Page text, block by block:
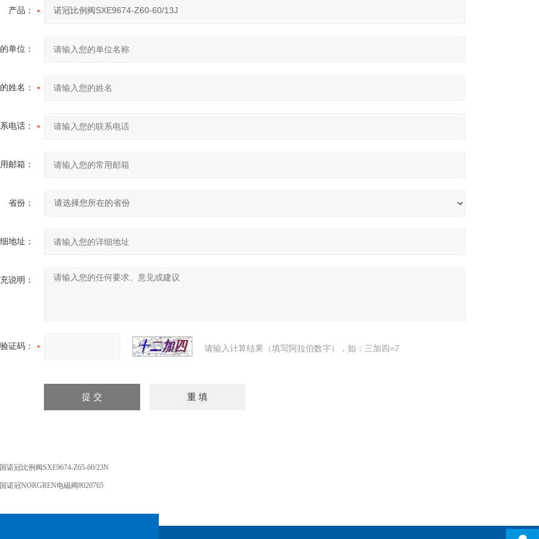
产品：
单位：
姓名：
电话：
邮箱：
省份：
地址：
说明：
验证码： 请输入计算结果（填写阿拉伯数字），如：三加四=7
诺冠比例阀SXE9674-Z65-60/23N
诺冠NORGREN电磁阀8020765